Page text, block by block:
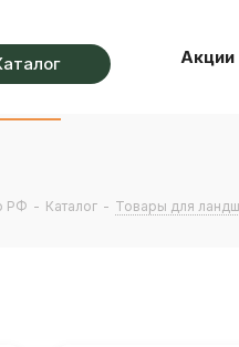
Акции
РФ - Каталог - Товары для